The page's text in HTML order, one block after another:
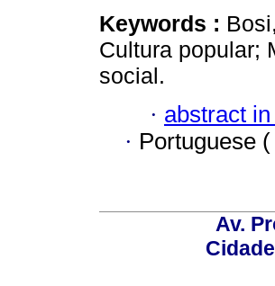
Keywords :
Cultura popular;
social.
· abstract
· Portuguese (
Av.